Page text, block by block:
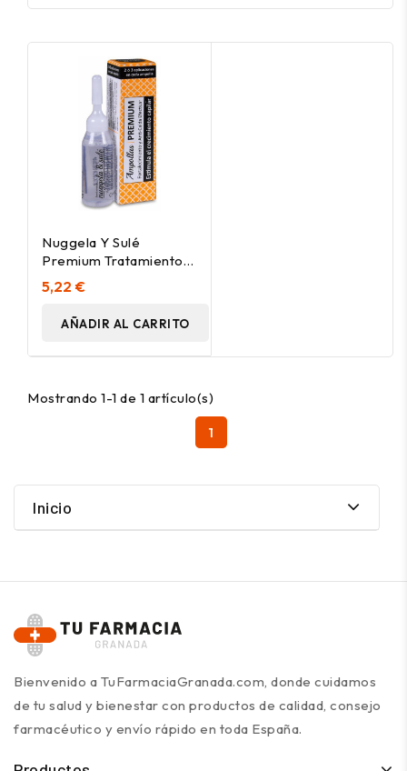
Nuggela Y Sulé
Premium Tratamiento
Anti-Caída 1Amp
5,22 €
AÑADIR AL CARRITO
Mostrando 1-1 de 1 artículo(s)
1
Inicio
Bienvenido a TuFarmaciaGranada.com, donde cuidamos
de tu salud y bienestar con productos de calidad, consejo
farmacéutico y envío rápido en toda España.